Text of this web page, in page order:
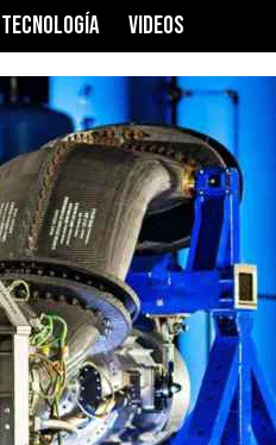
TECNOLOGÍA VIDEOS